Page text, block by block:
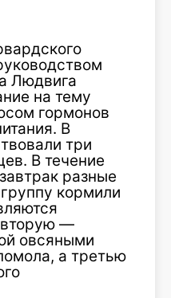
Людвига
на тему
гормонов
В
три
В течение
разные
кормили
вторую —
овсяными
а третью